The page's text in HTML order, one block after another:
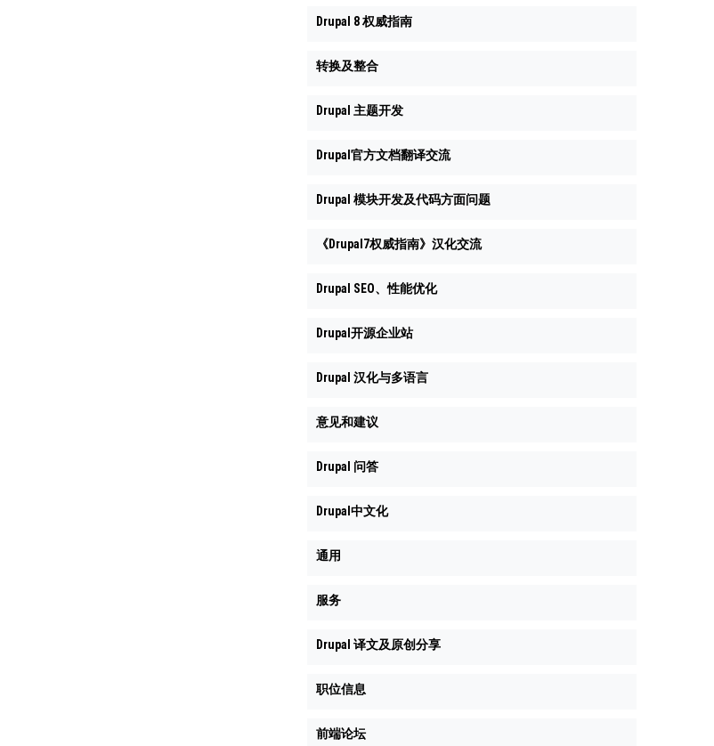
Drupal 8 权威指南
转换及整合
Drupal 主题开发
Drupal官方文档翻译交流
Drupal 模块开发及代码方面问题
《Drupal7权威指南》汉化交流
Drupal SEO、性能优化
Drupal开源企业站
Drupal 汉化与多语言
意见和建议
Drupal 问答
Drupal中文化
通用
服务
Drupal 译文及原创分享
职位信息
前端论坛